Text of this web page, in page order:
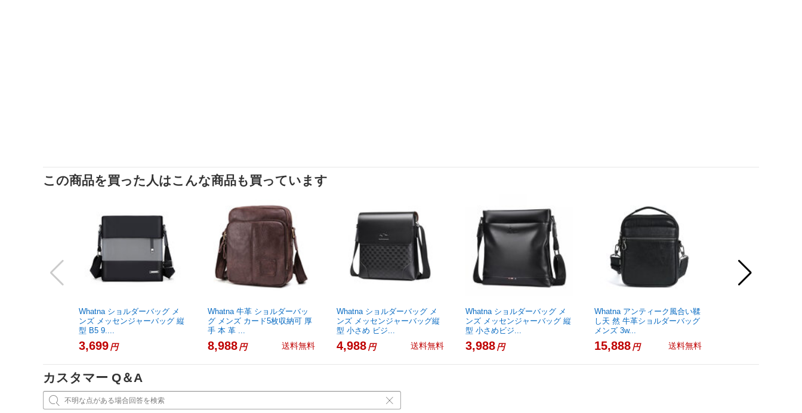
この商品を買った人はこんな商品も買っています
Whatna ショルダーバッグ メ
ンズ メッセンジャーバッグ 縦
型 B5 9....
3,699円
Whatna 牛革 ショルダーバッ
グ メンズ カード5枚収納可 厚
手 本 革 ...
8,988円 送料無料
Whatna ショルダーバッグ メ
ンズ メッセンジャーバッグ縦
型 小さめ ビジ...
4,988円 送料無料
Whatna ショルダーバッグ メ
ンズ メッセンジャーバッグ 縦
型 小さめビジ...
3,988円
Whatna アンティーク風合い鞣
し天 然 牛革ショルダーバッグ
メンズ 3w...
15,888円 送料無料
カスタマー Q＆A
 